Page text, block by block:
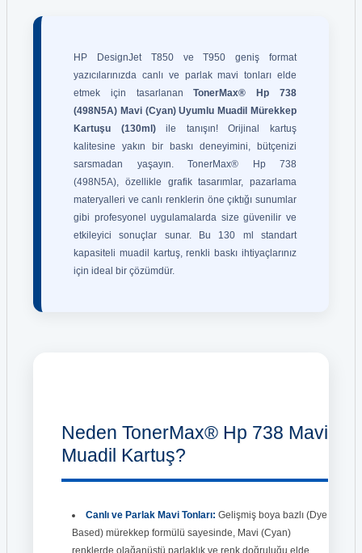
HP DesignJet T850 ve T950 geniş format
yazıcılarınızda canlı ve parlak mavi tonları elde
etmek için tasarlananTonerMax® Hp 738
(498N5A) Mavi (Cyan) Uyumlu Muadil Mürekkep
Kartuşu (130ml)ile tanışın! Orijinal kartuş
kalitesine yakın bir baskı deneyimini, bütçenizi
sarsmadan yaşayın. TonerMax® Hp 738
(498N5A), özellikle grafik tasarımlar, pazarlama
materyalleri ve canlı renklerin öne çıktığı sunumlar
gibi profesyonel uygulamalarda size güvenilir ve
etkileyici sonuçlar sunar. Bu 130 ml standart
kapasiteli muadil kartuş, renkli baskı ihtiyaçlarınız
için ideal bir çözümdür.
Neden TonerMax® Hp 738 Mavi
Muadil Kartuş?
Canlı ve Parlak Mavi Tonları: Gelişmiş boya bazlı (Dye
Based) mürekkep formülü sayesinde, Mavi (Cyan)
renklerde olağanüstü parlaklık ve renk doğruluğu elde